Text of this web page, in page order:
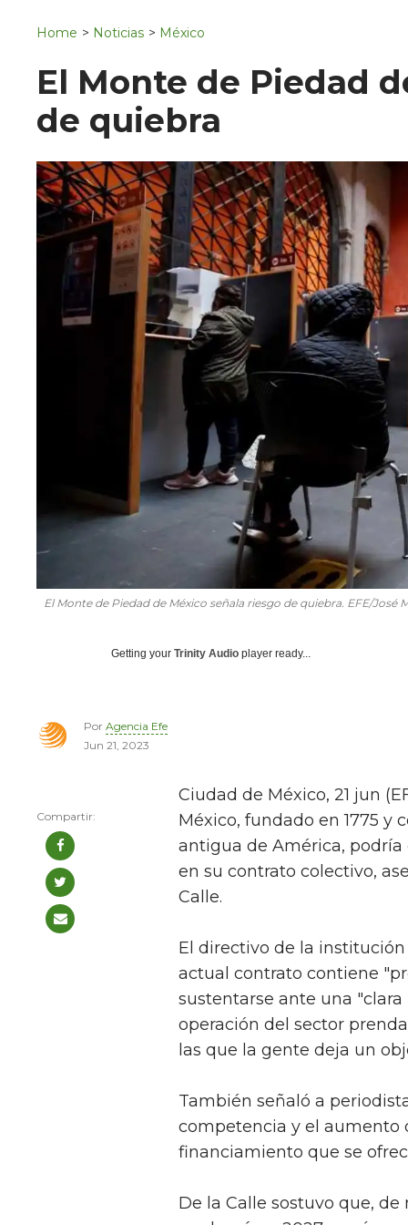
Home > Noticias > México
El Monte de Piedad
de quiebra
El Monte de Piedad de México señala riesgo de quiebra. EFE/José
Getting your Trinity Audio player ready...
Por Agencia Efe
Jun 21, 2023
Ciudad de México, 21 jun
México, fundado en 1775 y
antigua de América,
en su contrato colectivo,
Calle.
El directivo de la
actual contrato contiene
sustentarse ante una
operación del sector
las que la gente deja un
También señaló a
competencia y el aumento
financiamiento que se
De la Calle sostuvo que,